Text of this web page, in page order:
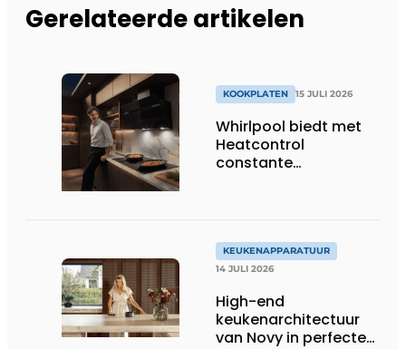
Gerelateerde artikelen
KOOKPLATEN 15 JULI 2026
Whirlpool biedt met
Heatcontrol
constante
KEUKENAPPARATUUR
14 JULI 2026
High-end
keukenarchitectuur
van Novy in perfecte